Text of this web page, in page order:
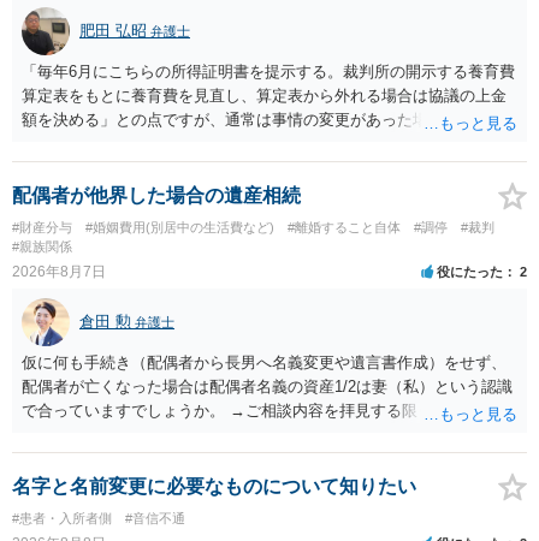
肥田 弘昭 弁護士
「毎年6月にこちらの所得証明書を提示する。裁判所の開示する養育費
算定表をもとに養育費を見直し、算定表から外れる場合は協議の上金
額を決める」との点ですが、通常は事情の変更があった場合に変更し
来なかった事情の変更により双方協議の上増減出来る」と「通知義務
に勤務先」が含まれているので、私に収入が入った事は相手に通知が
行く事になり、上記のような文言が無くても養育費の見直しは適宜出
来るかと思うのですが違うのでしょうか？との点はそのとおりかと思
います。養育費は事情の変更があった場合に変更するので毎年見直す
配偶者が他界した場合の遺産相続
#財産分与 #婚姻費用(別居中の生活費など) #離婚すること自体 #調停
#裁判
#親族関係
2026年8月7日 役にたった 2
倉田 勲 弁護士
仮に何も手続き（配偶者から長男へ名義変更や遺言書作成）をせず、
配偶者が亡くなった場合は配偶者名義の資産1/2は妻（私）という認識
で合っていますでしょうか。 →ご相談内容を拝見する限りでは、その
完全に所有する場合は、他の相続人に対して自宅の評価額の１/２の代
償金の支払いが必要になります。
名字と名前変更に必要なものについて知りたい
#患者・入所者側 #音信不通